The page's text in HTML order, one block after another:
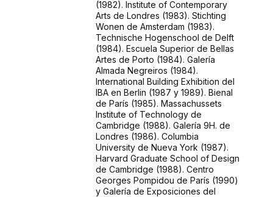
(1982). Institute of Contemporary
Arts de Londres (1983). Stichting
Wonen de Amsterdam (1983).
Technische Hogenschool de Delft
(1984). Escuela Superior de Bellas
Artes de Porto (1984). Galería
Almada Negreiros (1984).
International Building Exhibition del
IBA en Berlin (1987 y 1989). Bienal
de París (1985). Massachussets
Institute of Technology de
Cambridge (1988). Galería 9H. de
Londres (1986). Columbia
University de Nueva York (1987).
Harvard Graduate School of Design
de Cambridge (1988). Centro
Georges Pompidou de París (1990)
y Galería de Exposiciones del